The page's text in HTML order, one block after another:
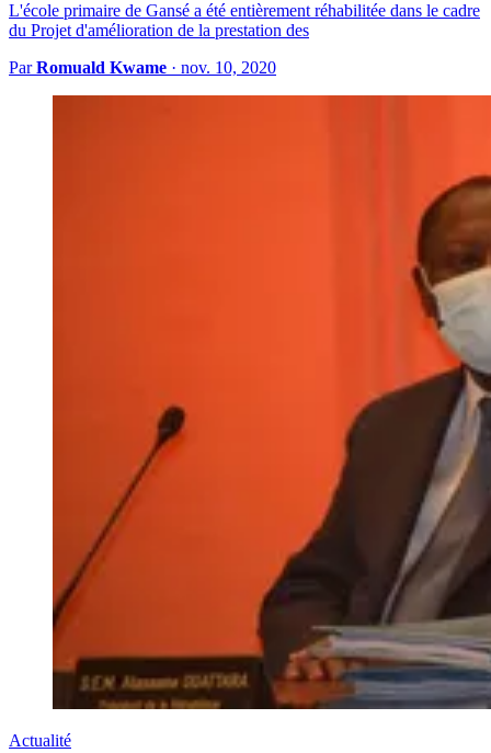
L'école primaire de Gansé a été entièrement réhabilitée dans le cadre
du Projet d'amélioration de la prestation des
ParRomuald Kwame · nov. 10, 2020
Actualité